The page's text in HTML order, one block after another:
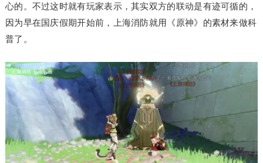
心的。不过这时就有玩家表示，其实双方的联动是有迹可循的，
因为早在国庆假期开始前，上海消防就用《原神》的素材来做科
普了。